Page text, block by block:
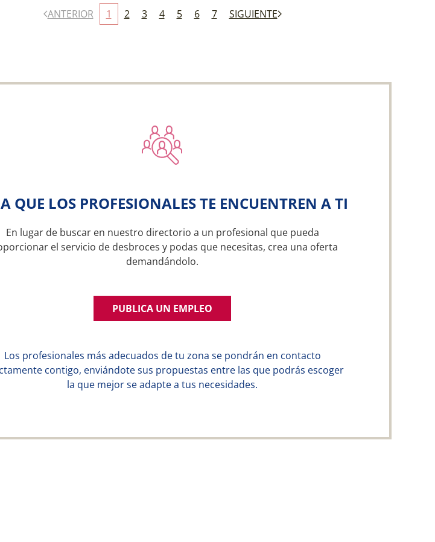
ANTERIOR 1 2 3 4 5 6 7 SIGUIENTE
QUE LOS PROFESIONALES TE ENCUENTREN A TI
En lugar de buscar en nuestro directorio a un profesional que pueda
el servicio de desbroces y podas que necesitas, crea una oferta
demandándolo.
PUBLICA UN EMPLEO
Los profesionales más adecuados de tu zona se pondrán en contacto
contigo, enviándote sus propuestas entre las que podrás escoger
la que mejor se adapte a tus necesidades.